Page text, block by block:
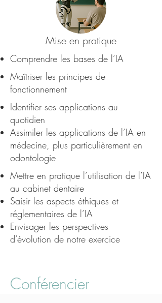
Mise en pratique
Comprendre les bases de l’IA
Maîtriser les principes de
fonctionnement
Identifier ses applications au
quotidien
Assimiler les applications de l’IA en
médecine, plus particulièrement en
odontologie
Mettre en pratique l’utilisation de l’IA
au cabinet dentaire
Saisir les aspects éthiques et
réglementaires de l’IA
Envisager les perspectives
d’évolution de notre exercice
Conférencier